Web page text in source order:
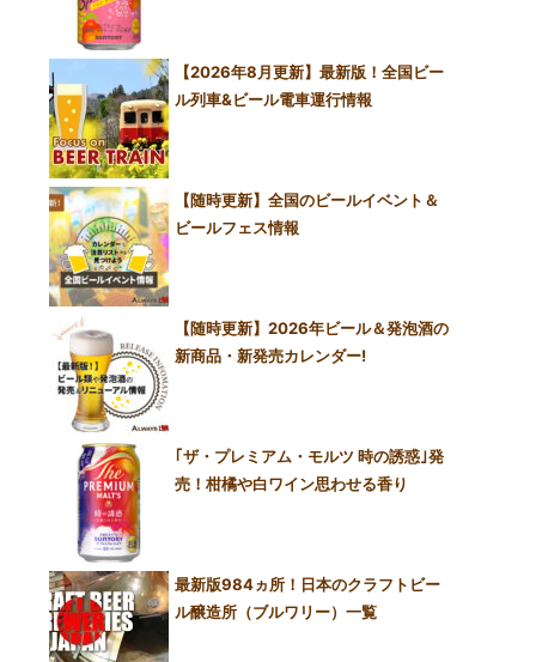
【2026年8月更新】最新版！全国ビー
ル列車&ビール電車運行情報
【随時更新】全国のビールイベント＆
ビールフェス情報
【随時更新】2026年ビール＆発泡酒の
新商品・新発売カレンダー!
｢ザ・プレミアム・モルツ 時の誘惑｣発
売！柑橘や白ワイン思わせる香り
最新版984ヵ所！日本のクラフトビー
ル醸造所（ブルワリー）一覧